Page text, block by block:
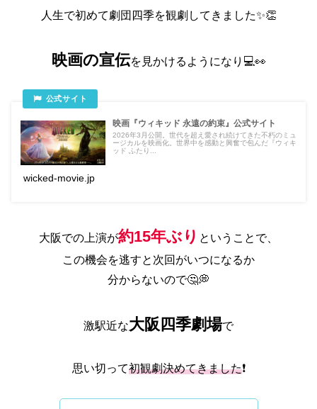
人生で初めて劇団四季を観劇してきました✨👏
映画の宣伝を見かけるようになり💻👀
映画『ウィキッド 永遠の約束』公式サイト
2026年3月公開。世代を超え愛され続けてきた不朽のミュ
ージカルを映画化。世界中を感動と興奮で包んだ『ウィキ
ッド ふたり...
wicked-movie.jp
大阪での上演が約15年ぶり ということで、
この機会を逃すと次回がいつになるか
分からないので‎🤔💭
激駅近な大阪四季劇場で
思い切って初観劇決めてきました❗